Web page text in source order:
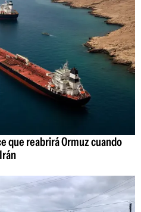
que reabrirá Ormuz cuando